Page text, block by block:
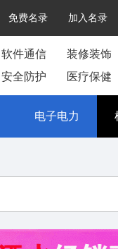
免费名录 加入名录
软件通信 装修装饰
安全防护 医疗保健
电子电力